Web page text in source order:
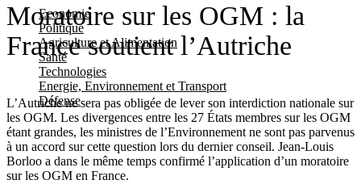
Economie
Politique
Agriculture et Alimentation
Santé
Technologies
Energie, Environnement et Transport
Défense
Moratoire sur les OGM : la
France soutient l’Autriche
L’Autriche ne sera pas obligée de lever son interdiction nationale sur
les OGM. Les divergences entre les 27 États membres sur les OGM
étant grandes, les ministres de l’Environnement ne sont pas parvenus
à un accord sur cette question lors du dernier conseil. Jean-Louis
Borloo a dans le même temps confirmé l’application d’un moratoire
sur les OGM en France.